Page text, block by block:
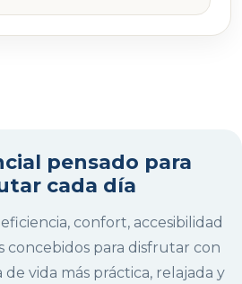
pensado para
cada día
confort, accesibilidad
concebidos para disfrutar con
vida más práctica, relajada y